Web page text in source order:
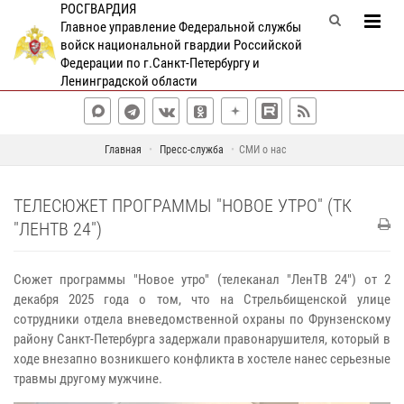
РОСГВАРДИЯ
Главное управление Федеральной службы
войск национальной гвардии Российской
Федерации по г.Санкт-Петербургу и
Ленинградской области
Главная Пресс-служба СМИ о нас
ТЕЛЕСЮЖЕТ ПРОГРАММЫ "НОВОЕ УТРО" (ТК
"ЛЕНТВ 24")
Сюжет программы "Новое утро" (телеканал "ЛенТВ 24") от 2
декабря 2025 года о том, что на Стрельбищенской улице
сотрудники отдела вневедомственной охраны по Фрунзенскому
району Санкт-Петербурга задержали правонарушителя, который в
ходе внезапно возникшего конфликта в хостеле нанес серьезные
травмы другому мужчине.